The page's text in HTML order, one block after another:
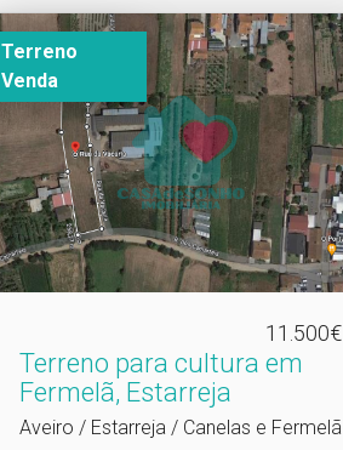
Terreno
Venda
11.500€
Terreno para cultura em
Fermelã, Estarreja
Aveiro / Estarreja / Canelas e Fermelã